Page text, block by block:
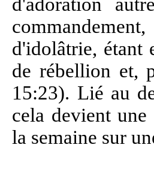
d'adoration
d'idolâtrie, étant
de rébellion et,
15:23). Lié au
cela devient
la semaine sur